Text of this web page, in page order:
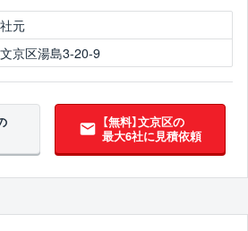
元
京区湯島3-20-9
【無料】文京区の
最大6社に見積依頼